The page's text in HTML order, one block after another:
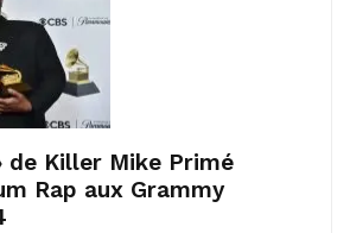
de Killer Mike Primé
Rap aux Grammy